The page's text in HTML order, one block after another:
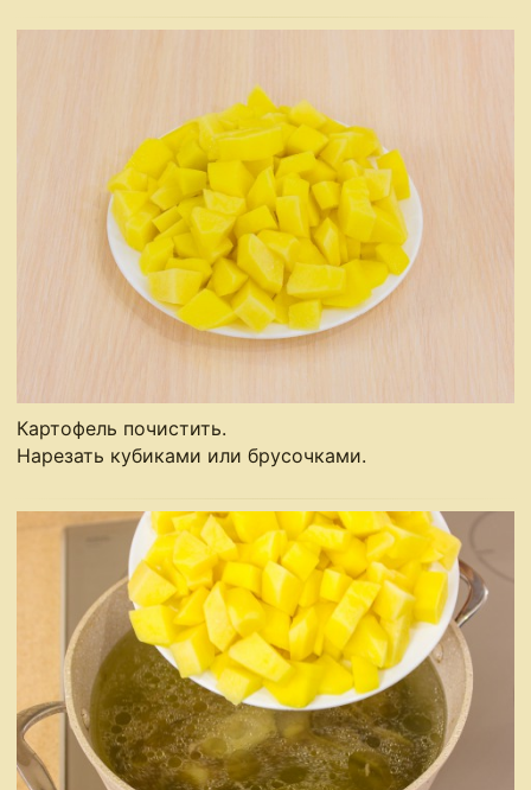
Картофель почистить.
Нарезать кубиками или брусочками.